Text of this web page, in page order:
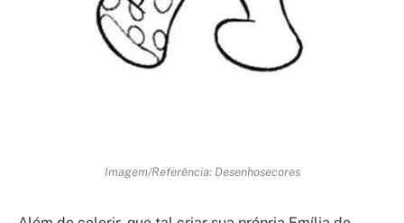
Imagem/Referência: Desenhosecores